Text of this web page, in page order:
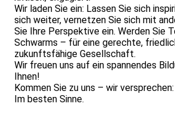
Wir laden Sie ein: Lassen Sie sich
sich weiter, vernetzen Sie sich mit
Sie Ihre Perspektive ein. Werden Sie
Schwarms – für eine gerechte,
zukunftsfähige Gesellschaft.
Wir freuen uns auf ein spannendes
Ihnen!
Kommen Sie zu uns – wir
Im besten Sinne.